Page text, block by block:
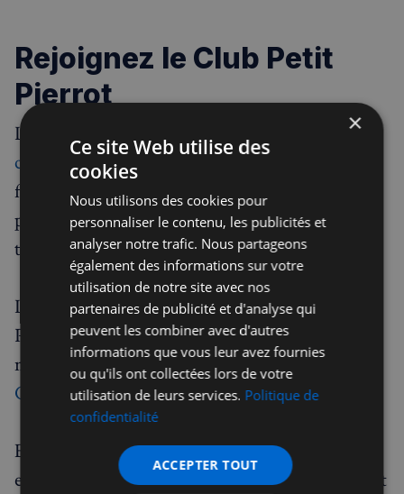
Rejoignez le Club Petit
Pierrot
Le Club Petit Pierrot dispose de
centres à Londres , offrant ainsi une grande
flexibilité en termes de lieux et d'horaires. Vous
pouvez consulter les horaires et lieux pour
trouver le centre le plus proche de chez vous.
Les parents qui ont fait confiance au Club Petit
Pierrot témoignent de l’efficacité de notre
méthode et de la progression de leurs enfants.
Consultez leurs témoignages.
En conclusion, si vous cherchez à offrir à votre
enfant un environnement favorable et stimulant
×
Ce site Web utilise des
cookies
Nous utilisons des cookies pour
personnaliser le contenu, les publicités et
analyser notre trafic. Nous partageons
également des informations sur votre
utilisation de notre site avec nos
partenaires de publicité et d'analyse qui
peuvent les combiner avec d'autres
informations que vous leur avez fournies
ou qu'ils ont collectées lors de votre
utilisation de leurs services. Politique de
confidentialité
ACCEPTER TOUT